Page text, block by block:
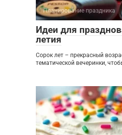
Планирование праздника
Идеи для
летия
Сорок лет – прекрасный
тематической вечеринки,